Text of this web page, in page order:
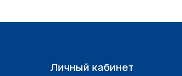
Личный кабинет